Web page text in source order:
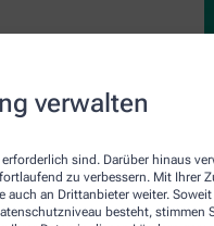
verwalten
sind. Darüber hinaus
zu verbessern. Mit Ihrer
an Drittanbieter weiter. Soweit
besteht, stimmen
ausdrucken und
bringt einen neuen